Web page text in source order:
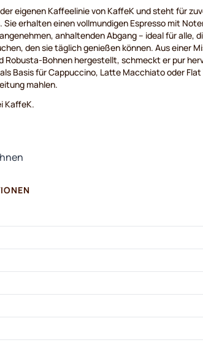
eigenen Kaffeelinie von KaffeK und steht für
erhalten einen vollmundigen Espresso mit
anhaltenden Abgang – ideal für alle,
den sie täglich genießen können. Aus einer
Robusta-Bohnen hergestellt, schmeckt er pur
Basis für Cappuccino, Latte Macchiato oder
mahlen.
KaffeK.